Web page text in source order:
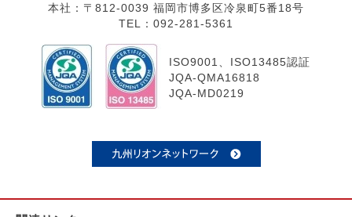
本社：〒812-0039 福岡市博多区冷泉町5番18号
TEL：092-281-5361
ISO9001、ISO13485認証
JQA-QMA16818
JQA-MD0219